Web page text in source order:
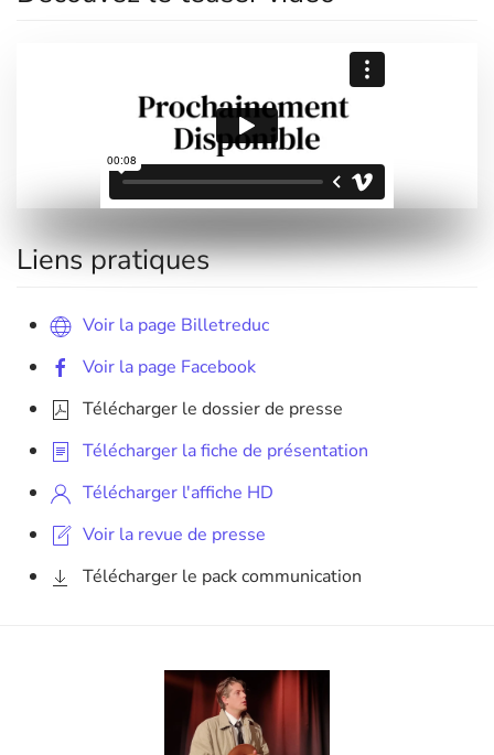
Liens pratiques
Voir la page Billetreduc
Voir la page Facebook
Télécharger le dossier de presse
Télécharger la fiche de présentation
Télécharger l'affiche HD
Voir la revue de presse
Télécharger le pack communication
Agrandir